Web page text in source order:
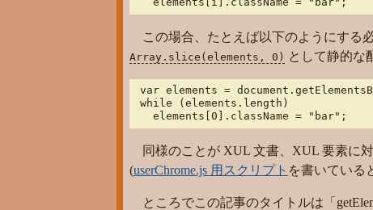
この場合、たとえば以下のようにする
Array.slice(elements, 0) として静的な
var elements =
while (elements.length)
  elements[0].className = "bar";
同様のことが XUL 文書、XUL 要素に
(userChrome.js 用スクリプト を書いている
ところでこの記事のタイトルは「